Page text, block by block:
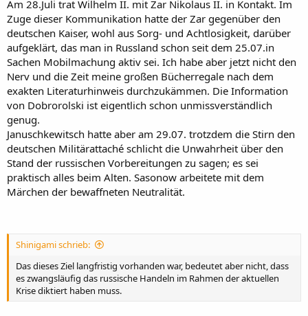
Am 28.Juli trat Wilhelm II. mit Zar Nikolaus II. in Kontakt. Im
Zuge dieser Kommunikation hatte der Zar gegenüber den
deutschen Kaiser, wohl aus Sorg- und Achtlosigkeit, darüber
aufgeklärt, das man in Russland schon seit dem 25.07.in
Sachen Mobilmachung aktiv sei. Ich habe aber jetzt nicht den
Nerv und die Zeit meine großen Bücherregale nach dem
exakten Literaturhinweis durchzukämmen. Die Information
von Dobrorolski ist eigentlich schon unmissverständlich
genug.
Januschkewitsch hatte aber am 29.07. trotzdem die Stirn den
deutschen Militärattaché schlicht die Unwahrheit über den
Stand der russischen Vorbereitungen zu sagen; es sei
praktisch alles beim Alten. Sasonow arbeitete mit dem
Märchen der bewaffneten Neutralität.
Shinigami schrieb:
Das dieses Ziel langfristig vorhanden war, bedeutet aber nicht, dass
es zwangsläufig das russische Handeln im Rahmen der aktuellen
Krise diktiert haben muss.